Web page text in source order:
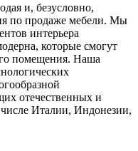
и, безусловно,
по продаже мебели. Мы
интерьера
которые смогут
помещения. Наша
отечественных и
Италии, Индонезии,